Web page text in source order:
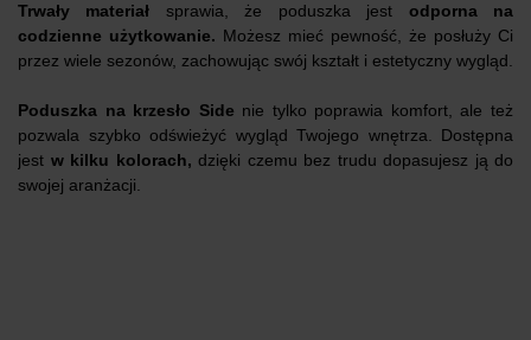
Trwały materiał sprawia, że poduszka jest odporna na
codzienne użytkowanie. Możesz mieć pewność, że posłuży Ci
przez wiele sezonów, zachowując swój kształt i estetyczny wygląd.
Poduszka na krzesło Side nie tylko poprawia komfort, ale też
pozwala szybko odświeżyć wygląd Twojego wnętrza. Dostępna
jest w kilku kolorach, dzięki czemu bez trudu dopasujesz ją do
swojej aranżacji.